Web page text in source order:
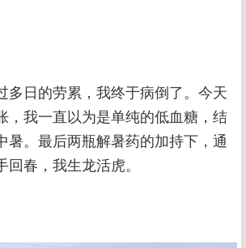
多日的劳累，我终于病倒了。今天
，我一直以为是单纯的低血糖，结
暑。最后两瓶解暑药的加持下，通
春，我生龙活虎。